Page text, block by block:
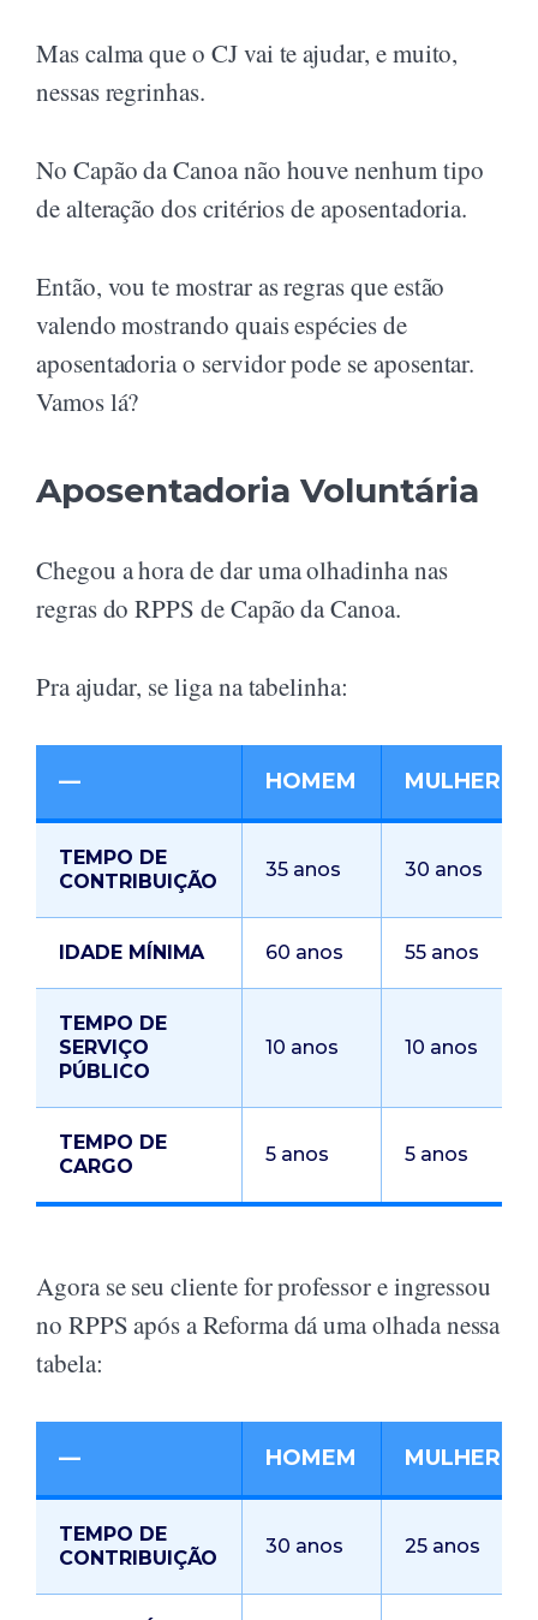
Mas calma que o CJ vai te ajudar, e muito,
nessas regrinhas.
No Capão da Canoa não houve nenhum tipo
de alteração dos critérios de aposentadoria.
Então, vou te mostrar as regras que estão
valendo mostrando quais espécies de
aposentadoria o servidor pode se aposentar.
Vamos lá?
Aposentadoria Voluntária
Chegou a hora de dar uma olhadinha nas
regras do RPPS de Capão da Canoa.
Pra ajudar, se liga na tabelinha:
— HOMEM MULHER
TEMPO DE
CONTRIBUIÇÃO
35 anos 30 anos
IDADE MÍNIMA 60 anos 55 anos
TEMPO DE
SERVIÇO
PÚBLICO
10 anos 10 anos
TEMPO DE
CARGO
5 anos 5 anos
Agora se seu cliente for professor e ingressou
no RPPS após a Reforma dá uma olhada nessa
tabela:
— HOMEM MULHER
TEMPO DE
CONTRIBUIÇÃO
30 anos 25 anos